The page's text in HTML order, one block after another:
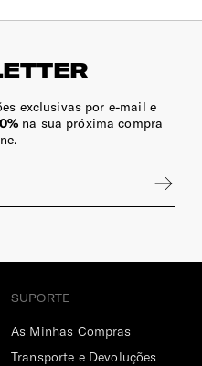
exclusivas por e-mail e
na sua próxima compra
SUPORTE
As Minhas Compras
Transporte e Devoluções